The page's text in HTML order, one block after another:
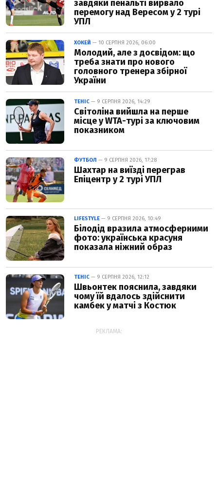
завдяки пенальті вирвало
перемогу над Вересом у 2 турі
УПЛ
ХОКЕЙ — 10 СЕРПНЯ 2026, 06:00
Молодий, але з досвідом: що
треба знати про нового
головного тренера збірної
України
ТЕНІС — 9 СЕРПНЯ 2026, 14:29
Світоліна вийшла на перше
місце у WTA-турі за ключовим
показником
ФУТБОЛ — 9 СЕРПНЯ 2026, 17:28
Шахтар на виїзді переграв
Епіцентр у 2 турі УПЛ
LIFESTYLE — 9 СЕРПНЯ 2026, 10:49
Білодід вразила атмосферними
фото: українська красуня
показала ніжний образ
ТЕНІС — 9 СЕРПНЯ 2026, 12:12
Швьонтек пояснила, завдяки
чому їй вдалось здійснити
камбек у матчі з Костюк
РЕКЛАМА: